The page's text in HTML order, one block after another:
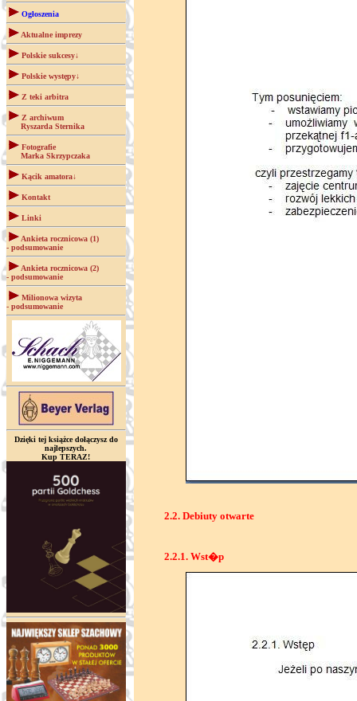
Ogłoszenia
Aktualne imprezy
Polskie sukcesy↓
Polskie występy↓
Z teki arbitra
Z archiwum
Ryszarda Sternika
Fotografie
Marka Skrzypczaka
Kącik amatora↓
Kontakt
Linki
Ankieta rocznicowa (1)
- podsumowanie
Ankieta rocznicowa (2)
- podsumowanie
Milionowa wizyta
- podsumowanie
Dzięki tej książce dołączysz do
najlepszych.
Kup TERAZ!
2.2. Debiuty otwarte
2.2.1. Wst�p